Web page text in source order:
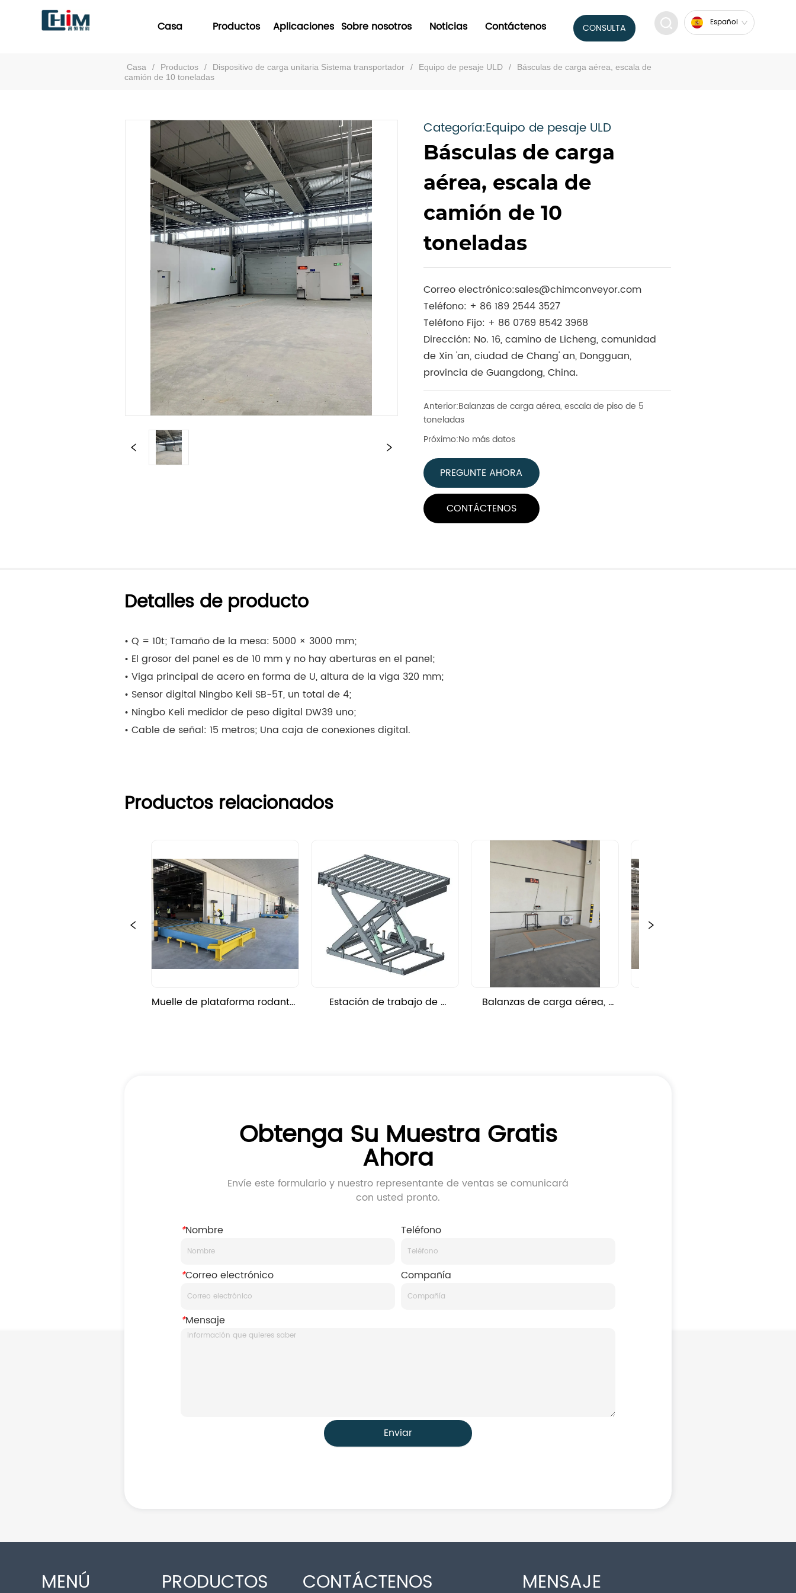
Casa Productos Aplicaciones Sobre nosotros Noticias Contáctenos CONSULTA Español
Casa / Productos / Dispositivo de carga unitaria Sistema transportador / Equipo de pesaje ULD /
Básculas de carga aérea, escala de
camión de 10 toneladas
Categoría:Equipo de pesaje ULD
Básculas de carga
aérea, escala de
camión de 10
toneladas
Correo electrónico:sales@chimconveyor.com
Teléfono: + 86 189 2544 3527
Teléfono Fijo: + 86 0769 8542 3968
Dirección: No. 16, camino de Licheng, comunidad
de Xin 'an, ciudad de Chang' an, Dongguan,
provincia de Guangdong, China.
Anterior:Balanzas de carga aérea, escala de piso de 5
toneladas
Próximo:No más datos
PREGUNTE AHORA
CONTÁCTENOS
Detalles de producto
• Q = 10t; Tamaño de la mesa: 5000 × 3000 mm;
• El grosor del panel es de 10 mm y no hay aberturas en el panel;
• Viga principal de acero en forma de U, altura de la viga 320 mm;
• Sensor digital Ningbo Keli SB-5T, un total de 4;
• Ningbo Keli medidor de peso digital DW39 uno;
• Cable de señal: 15 metros; Una caja de conexiones digital.
Productos relacionados
Muelle de plataforma rodante
Estación de trabajo de
Balanzas de carga aérea,
Obtenga Su Muestra Gratis
Ahora
Envíe este formulario y nuestro representante de ventas se comunicará
con usted pronto.
*Nombre Teléfono
*Correo electrónico Compañía
*Mensaje
Enviar
MENÚ PRODUCTOS CONTÁCTENOS MENSAJE